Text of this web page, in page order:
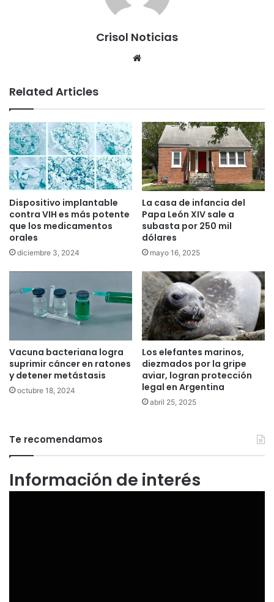
Crisol Noticias
Related Articles
Dispositivo implantable
contra VIH es más potente
que los medicamentos
orales
diciembre 3, 2024
La casa de infancia del
Papa León XIV sale a
subasta por 250 mil
dólares
mayo 16, 2025
Vacuna bacteriana logra
suprimir cáncer en ratones
y detener metástasis
octubre 18, 2024
Los elefantes marinos,
diezmados por la gripe
aviar, logran protección
legal en Argentina
abril 25, 2025
Te recomendamos
Información de interés